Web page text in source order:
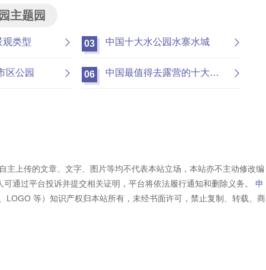
主题园
观类型 03 中国十大水公园水寨水城
区公园 06 中国最值得去露营的十大公园
上传的文章、文字、图片等均不代表本站立场，本站亦不主动修改编
通过平台投诉并提交相关证明，平台将依法履行通知和删除义务。
申
LOGO 等）知识产权归本站所有，未经书面许可，禁止复制、转载、商